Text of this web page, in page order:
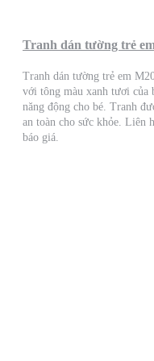
Tranh dán tường trẻ
Tranh dán tường trẻ em
với tông màu xanh tươi
năng động cho bé. Tranh
an toàn cho sức khỏe. Liên
báo giá.